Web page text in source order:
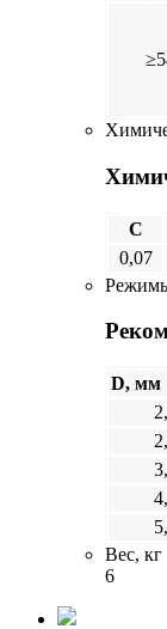
C
0,07
D, мм
Вес, кг
6